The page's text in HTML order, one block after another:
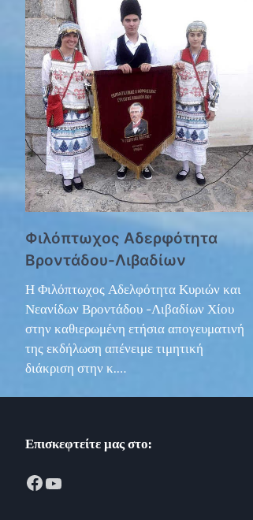
Φιλόπτωχος Αδερφότητα
Βροντάδου-Λιβαδίων
Η Φιλόπτωχος Αδελφότητα Κυριών και
Νεανίδων Βροντάδου -Λιβαδίων Χίου
στην καθιερωμένη ετήσια απογευματινή
της εκδήλωση απένειμε τιμητική
διάκριση στην κ.…
Επισκεφτείτε μας στο:
Facebook
YouTube